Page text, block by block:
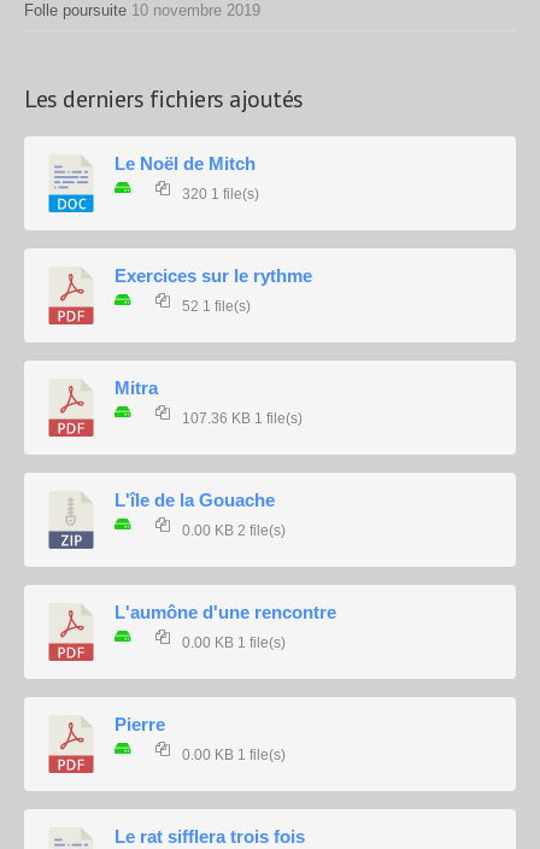
Folle poursuite 10 novembre 2019
Les derniers fichiers ajoutés
Le Noël de Mitch
320 1 file(s)
Exercices sur le rythme
52 1 file(s)
Mitra
107.36 KB 1 file(s)
L'île de la Gouache
0.00 KB 2 file(s)
L'aumône d'une rencontre
0.00 KB 1 file(s)
Pierre
0.00 KB 1 file(s)
Le rat sifflera trois fois